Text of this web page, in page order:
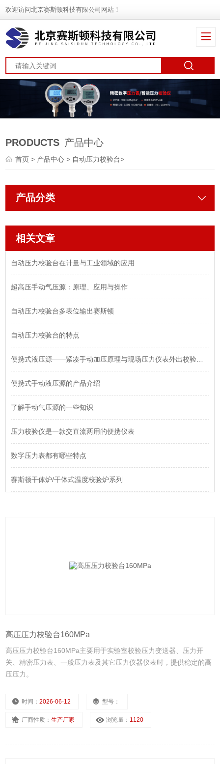
欢迎访问北京赛斯顿科技有限公司网站！
PRODUCTS 产品中心
首页> 产品中心> 自动压力校验台>
产品分类
相关文章
自动压力校验台在计量与工业领域的应用
超高压手动气压源：原理、应用与操作
自动压力校验台多表位输出赛斯顿
自动压力校验台的特点
便携式液压源——紧凑手动加压原理与现场压力仪表外出校验应用
便携式手动液压源的产品介绍
了解手动气压源的一些知识
压力校验仪是一款交直流两用的便携仪表
数字压力表都有哪些特点
赛斯顿干体炉/干体式温度校验炉系列
高压压力校验台160MPa
高压压力校验台160MPa主要用于实验室校验压力变送器、压力开
关、精密压力表、一般压力表及其它压力仪器仪表时，提供稳定的高
压压力。
时间：2026-06-12 型号：
厂商性质：生产厂家 浏览量： 1120